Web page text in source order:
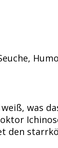
was
den